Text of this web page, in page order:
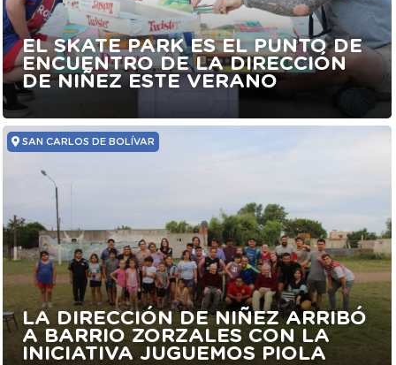
EL SKATE PARK ES EL PUNTO DE
ENCUENTRO DE LA DIRECCIÓN
DE NIÑEZ ESTE VERANO
SAN CARLOS DE BOLÍVAR
LA DIRECCIÓN DE NIÑEZ ARRIBÓ
A BARRIO ZORZALES CON LA
INICIATIVA JUGUEMOS PIOLA